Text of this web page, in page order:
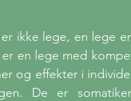
ikke lege, en lege
en lege med
og effekter i
De er